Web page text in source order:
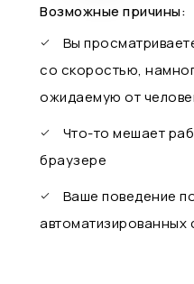
Возможные причины:
Вы
со скоростью,
ожидаемую от
Что-то мешает
браузере
Ваше поведение
автоматизированных